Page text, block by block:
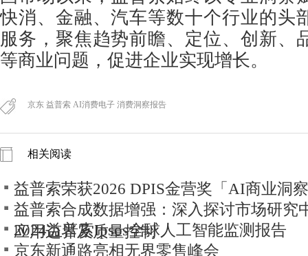
快消、金融、汽车等数十个行业的头
服务，聚焦趋势前瞻、定位、创新、
等商业问题，促进企业实现增长。
京东 益普索 AI消费电子 消费洞察报告
相关阅读
益普索荣获2026 DPIS金营奖「AI商业洞
益普索合成数据增强：深入探讨市场研究
应用边界及质量控制
2024益普索Ipsos全球人工智能监测报告
京东新通路亮相无界零售峰会